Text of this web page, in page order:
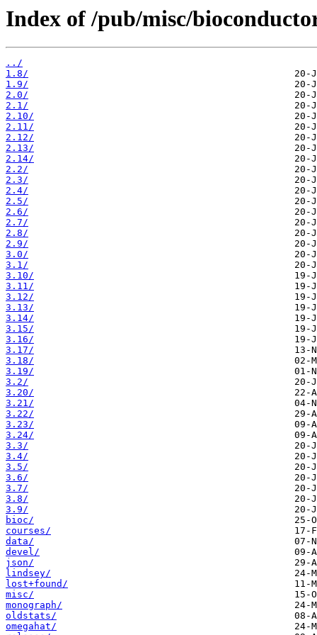
Index of /pub/misc/
../
1.8/
1.9/
2.0/
2.1/
2.10/
2.11/
2.12/
2.13/
2.14/
2.2/
2.3/
2.4/
2.5/
2.6/
2.7/
2.8/
2.9/
3.0/
3.1/
3.10/
3.11/
3.12/
3.13/
3.14/
3.15/
3.16/
3.17/
3.18/
3.19/
3.2/
3.20/
3.21/
3.22/
3.23/
3.24/
3.3/
3.4/
3.5/
3.6/
3.7/
3.8/
3.9/
bioc/
courses/
data/
devel/
json/
lindsey/
lost+found/
misc/
monograph/
oldstats/
omegahat/